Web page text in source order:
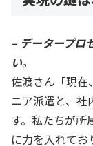
– データープロ
い。
佐渡さん「現在
ニア派遣と、社
す。私たちが所
に力を入れて